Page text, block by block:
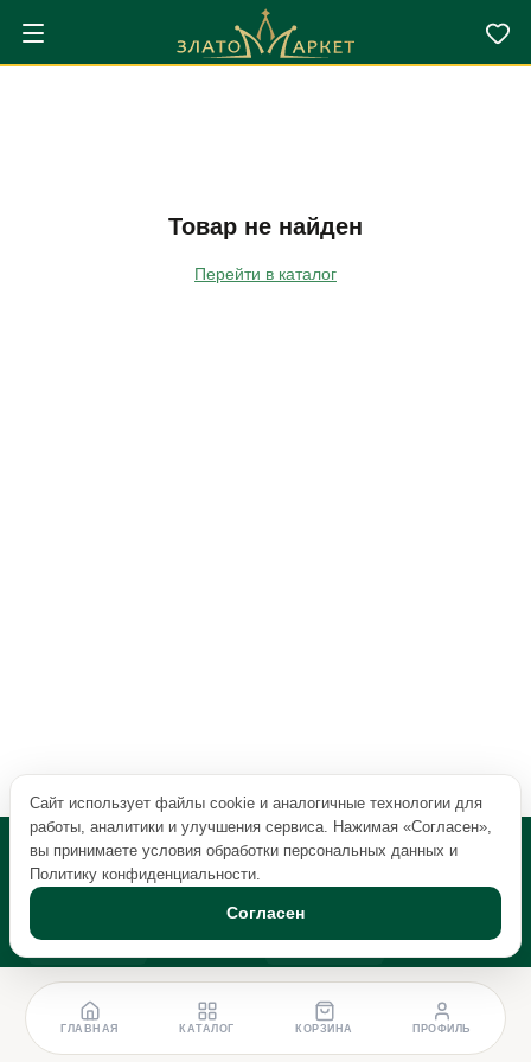
Товар не найден
Перейти в каталог
ГЛАВНАЯ КАТАЛОГ КОРЗИНА ПРОФИЛЬ
Сайт использует файлы cookie и аналогичные технологии для
работы, аналитики и улучшения сервиса. Нажимая «Согласен»,
вы принимаете условия обработки персональных данных и
Политику конфиденциальности.
Согласен